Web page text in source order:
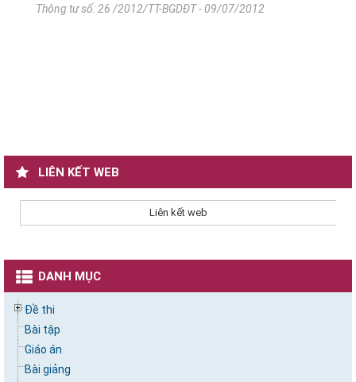
Thông tư số: 26 /2012/TT-BGDĐT - 09/07/2012
LIÊN KẾT WEB
Liên kết web
DANH MỤC
Đề thi
Bài tập
Giáo án
Bài giảng